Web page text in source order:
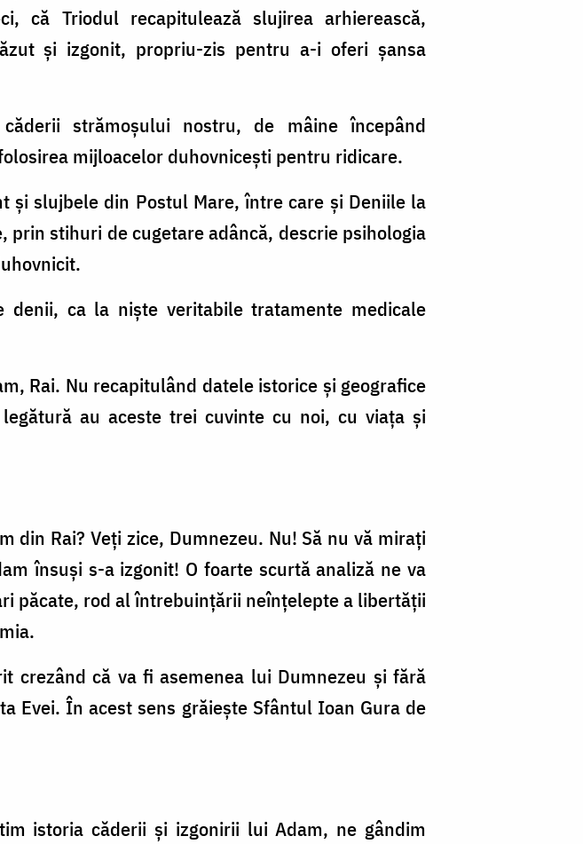
că Triodul recapitulează slujirea arhierească,
şi izgonit, propriu-zis pentru a-i oferi şansa
strămoşului nostru, de mâine începând
mijloacelor duhovniceşti pentru ridicare.
şi slujbele din Postul Mare, între care şi Deniile la
stihuri de cugetare adâncă, descrie psihologia
ca la nişte veritabile tratamente medicale
Rai. Nu recapitulând datele istorice şi geografice
au aceste trei cuvinte cu noi, cu viaţa şi
din Rai? Veţi zice, Dumnezeu. Nu! Să nu vă miraţi
însuşi s-a izgonit! O foarte scurtă analiză ne va
păcate, rod al întrebuinţării neînţelepte a libertăţii
crezând că va fi asemenea lui Dumnezeu şi fără
Evei. În acest sens grăieşte Sfântul Ioan Gura de
istoria căderii şi izgonirii lui Adam, ne gândim